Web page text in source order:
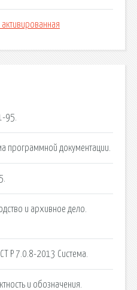
95.
программной документации.
и архивное дело.
Р 7.0.8-2013 Система.
и обозначения.